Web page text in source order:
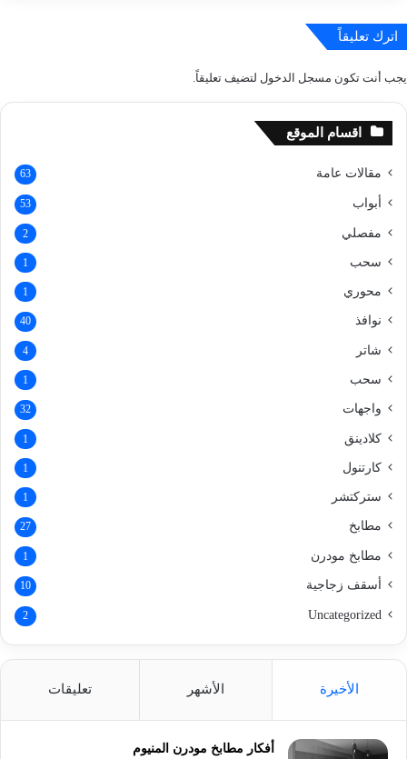
اترك تعليقاً
يجب أنت تكون مسجل الدخول لتضيف تعليقاً.
اقسام الموقع
مقالات عامة 63
أبواب 53
مفصلي 2
سحب 1
محوري 1
نوافذ 40
شاتر 4
سحب 1
واجهات 32
كلادينق 1
كارتنول 1
ستركتشر 1
مطابخ 27
مطابخ مودرن 1
أسقف زجاجية 10
Uncategorized
2
الأخيرة الأشهر تعليقات
أفكار مطابخ مودرن المنيوم